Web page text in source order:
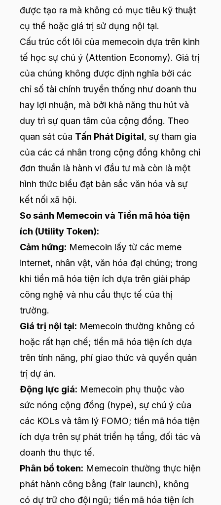
được tạo ra mà không có mục tiêu kỹ thuật
cụ thể hoặc giá trị sử dụng nội tại.
Cấu trúc cốt lõi của memecoin dựa trên kinh
tế học sự chú ý (Attention Economy). Giá trị
của chúng không được định nghĩa bởi các
chỉ số tài chính truyền thống như doanh thu
hay lợi nhuận, mà bởi khả năng thu hút và
duy trì sự quan tâm của cộng đồng. Theo
quan sát của Tấn Phát Digital, sự tham gia
của các cá nhân trong cộng đồng không chỉ
đơn thuần là hành vi đầu tư mà còn là một
hình thức biểu đạt bản sắc văn hóa và sự
kết nối xã hội.
So sánh Memecoin và Tiền mã hóa tiện
ích (Utility Token):
Cảm hứng: Memecoin lấy từ các meme
internet, nhân vật, văn hóa đại chúng; trong
khi tiền mã hóa tiện ích dựa trên giải pháp
công nghệ và nhu cầu thực tế của thị
trường.
Giá trị nội tại: Memecoin thường không có
hoặc rất hạn chế; tiền mã hóa tiện ích dựa
trên tính năng, phí giao thức và quyền quản
trị dự án.
Động lực giá: Memecoin phụ thuộc vào
sức nóng cộng đồng (hype), sự chú ý của
các KOLs và tâm lý FOMO; tiền mã hóa tiện
ích dựa trên sự phát triển hạ tầng, đối tác và
doanh thu thực tế.
Phân bổ token: Memecoin thường thực hiện
phát hành công bằng (fair launch), không
có dự trữ cho đội ngũ; tiền mã hóa tiện ích